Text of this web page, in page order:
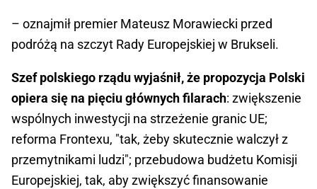
– oznajmił premier Mateusz Morawiecki przed
podróżą na szczyt Rady Europejskiej w Brukseli.
Szef polskiego rządu wyjaśnił, że propozycja Polski
opiera się na pięciu głównych filarach: zwiększenie
wspólnych inwestycji na strzeżenie granic UE;
reforma Frontexu, "tak, żeby skutecznie walczył z
przemytnikami ludzi"; przebudowa budżetu Komisji
Europejskiej, tak, aby zwiększyć finansowanie